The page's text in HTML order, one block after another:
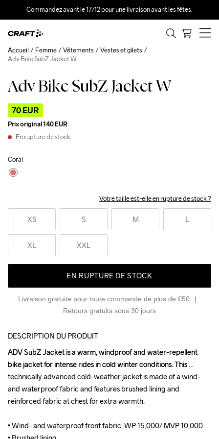
Commandez avant le 17/12 pour une livraison avant les fêtes.
Adv Bike SubZ Jacket W
70 EUR
Prix original140 EUR
En rupture de stock
Coral
Votre taille est-elle en rupture de stock ?
XS S M L
XL XXL
EN RUPTURE DE STOCK
Livraison gratuite pour toute commande de plus de €50
Retours gratuits sous 30 jours
Accueil Femme Vêtements
Vestes et gilets
Adv Bike SubZ Jacket W
Outlet
DESCRIPTION DU PRODUIT
ADV SubZ Jacket is a warm, windproof and water-repellent
bike jacket for intense rides in cold winter conditions. This
technically advanced cold-weather jacket is made of a wind-
and waterproof fabric and features brushed lining and
reinforced fabric at chest for extra warmth.
• Wind- and waterproof front fabric, WP 15,000/ MVP 10,000
ADV SubZ Jacket is a warm, windproof and water-repellent
bike jacket for intense rides in cold winter conditions. This
technically advanced cold-weather jacket is made of a wind-
and waterproof fabric and features brushed lining and
reinforced fabric at chest for extra warmth.
• Wind- and waterproof front fabric, WP 15,000/ MVP 10,000